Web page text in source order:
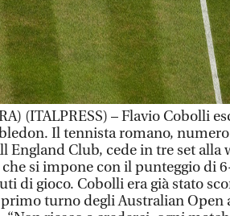
(ITALPRESS) – Flavio Cobolli
Il tennista romano,
England Club, cede in tre set alla
si impone con il punteggio di
di gioco. Cobolli era già stato
turno degli Australian Open